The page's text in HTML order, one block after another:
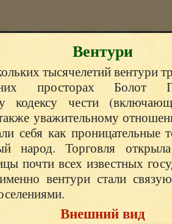
Вентури
тысячелетий вентури
просторах Болот
кодексу чести
уважительному
себя как проницательные
народ. Торговля
почти всех известных
вентури стали
Внешний вид